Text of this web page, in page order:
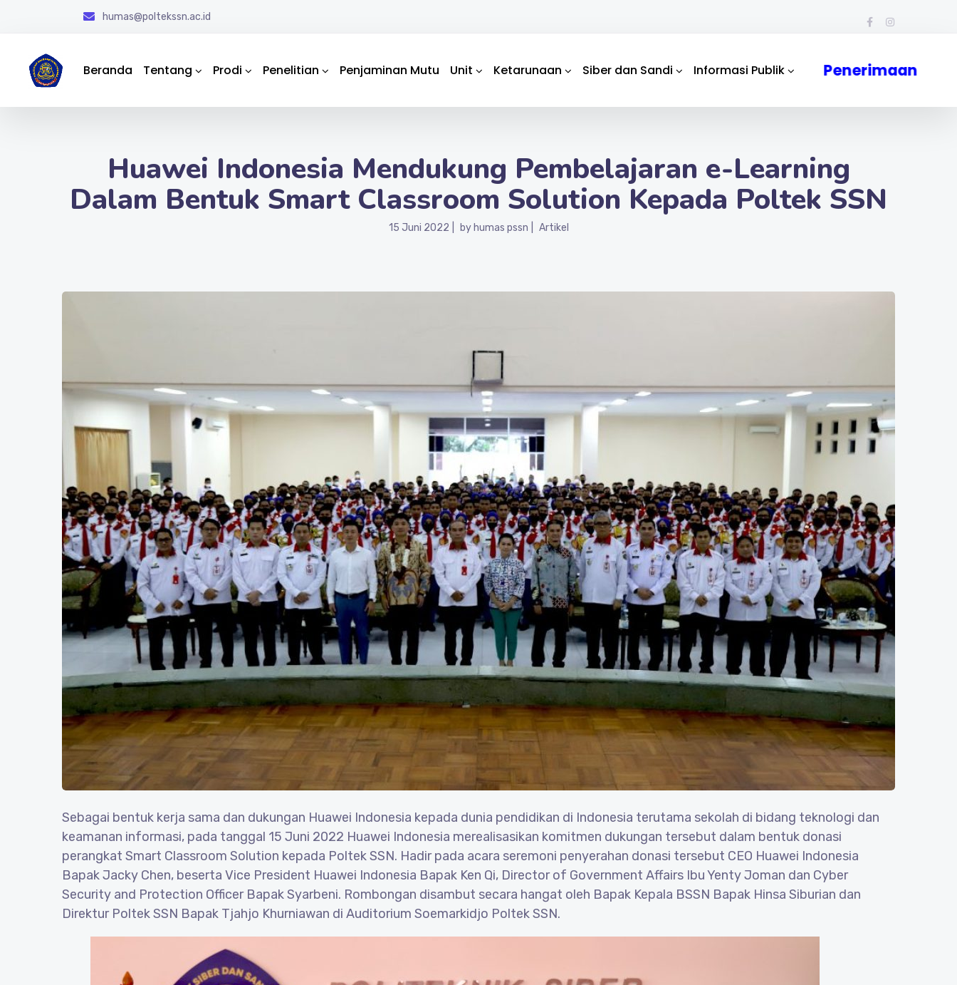
humas@poltekssn.ac.id
Beranda Tentang Prodi Penelitian Penjaminan Mutu Unit Ketarunaan Siber dan Sandi Informasi Publik Penerimaan
Huawei Indonesia Mendukung Pembelajaran e-Learning
Dalam Bentuk Smart Classroom Solution Kepada Poltek SSN
15 Juni 2022 by humas pssn Artikel
Sebagai bentuk kerja sama dan dukungan Huawei Indonesia kepada dunia pendidikan di Indonesia terutama sekolah di bidang teknologi dan
keamanan informasi, pada tanggal 15 Juni 2022 Huawei Indonesia merealisasikan komitmen dukungan tersebut dalam bentuk donasi
perangkat Smart Classroom Solution kepada Poltek SSN. Hadir pada acara seremoni penyerahan donasi tersebut CEO Huawei Indonesia
Bapak Jacky Chen, beserta Vice President Huawei Indonesia Bapak Ken Qi, Director of Government Affairs Ibu Yenty Joman dan Cyber
Security and Protection Officer Bapak Syarbeni. Rombongan disambut secara hangat oleh Bapak Kepala BSSN Bapak Hinsa Siburian dan
Direktur Poltek SSN Bapak Tjahjo Khurniawan di Auditorium Soemarkidjo Poltek SSN.